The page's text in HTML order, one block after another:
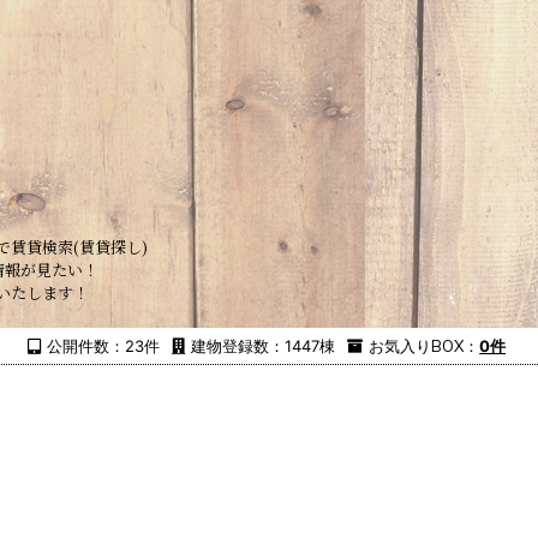
賃貸検索(賃貸探し)
が見たい！
します！
お気入りBOX ：0件
建物登録数：1447棟
公開件数：23件